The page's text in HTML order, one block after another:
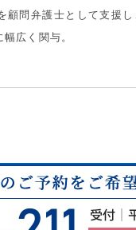
顧問弁護士として支援
広く関与。